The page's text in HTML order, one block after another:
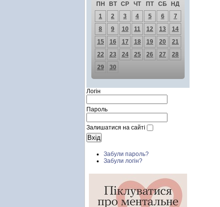
ПН ВТ СР ЧТ ПТ СБ
НД
1
2 3 4 5 6
7
8
9 10 11 12 13
14
15
16 17 18 19 20
21
22
23 24 25 26 27
28
29
30
Логін
Пароль
Залишатися на сайті
Забули пароль?
Забули логін?